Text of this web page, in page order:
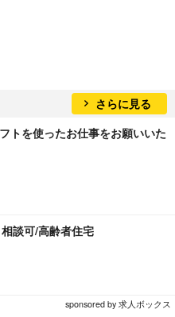
さらに見る
トを使ったお仕事をお願いいた
談可/高齢者住宅
sponsored by 求人ボックス